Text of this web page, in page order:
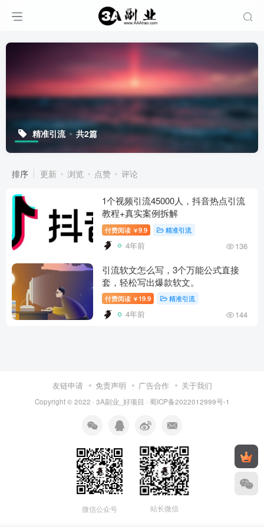
精准引流 共2篇
排序 更新 浏览 点赞 评论
1个视频引流45000人，抖音热点引流
教程+真实案例拆解
付费阅读 ￥9.9 精准引流
4年前 136
引流软文怎么写，3个万能公式直接
套，轻松写出爆款软文。
付费阅读 ￥ 19.9 精准引流
4年前 144
友链申请 免责声明 广告合作 关于我们
Copyright © 2022 · 3A副业_好项目 · 蜀ICP备2022012999号-1
微信公众号 站长微信